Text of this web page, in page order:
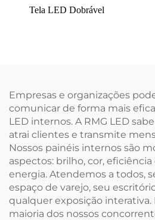
Tela LED Dobrável
Empresas e organizações
comunicar de forma mais
LED internos. A RMG LED
atrai clientes e transmite
Nossos painéis internos são
aspectos: brilho, cor,
energia. Atendemos a todos,
espaço de varejo, seu
qualquer exposição
maioria dos nossos